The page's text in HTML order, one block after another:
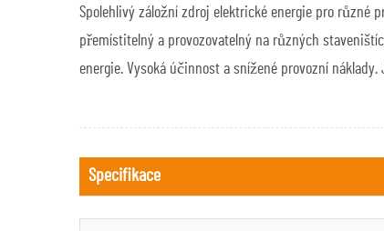
Spolehlivý záložní zdroj elektrické energie pro různé
přemístitelný a provozovatelný na různých
energie. Vysoká účinnost a snížené provozní
Specifikace